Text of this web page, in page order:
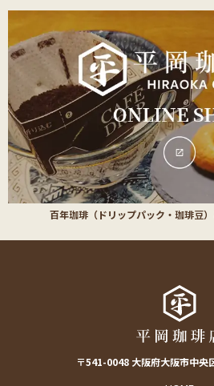
百年珈琲（ドリップパック・珈琲豆
〒541-0048 大阪府大阪市中央